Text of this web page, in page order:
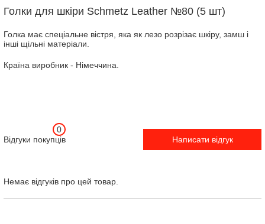
Голки для шкіри Schmetz Leather №80 (5 шт)
Голка має спеціальне вістря, яка як лезо розрізає шкіру, замш і
інші щільні матеріали.
Країна виробник - Німеччина.
Відгуки покупців
0
Написати відгук
Немає відгуків про цей товар.